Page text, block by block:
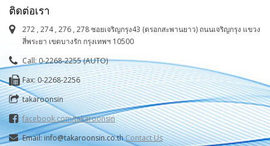
ติดต่อเรา
272 , 274 , 276 , 278 ซอยเจริญกรุง43 (ตรอกสะพานยาว) ถนนเจริญกรุง แขวง
สี่พระยา เขตบางรัก กรุงเทพฯ 10500
Call: 0-2268-2255 (AUTO)
Fax: 0-2268-2256
takaroonsin
facebook.com/takaroonsin
Email: info@takaroonsin.co.thContact Us